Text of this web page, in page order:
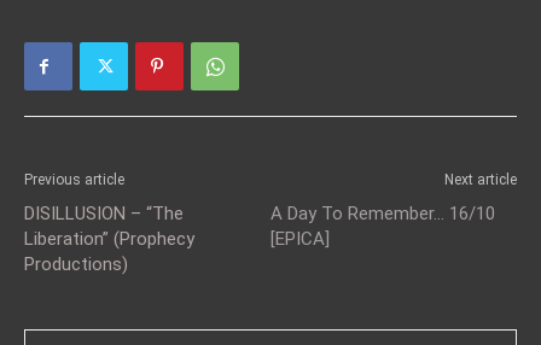
Previous article
DISILLUSION – “The
Liberation” (Prophecy
Productions)
Next article
A Day To Remember… 16/10
[EPICA]